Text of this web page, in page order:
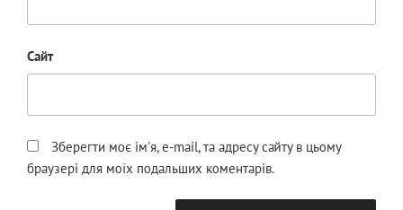
Сайт
Зберегти моє ім'я, e-mail, та адресу сайту в цьому
браузері для моїх подальших коментарів.